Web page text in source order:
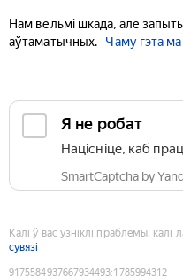
Нам вельмі шкада, але
аўтаматычных.
Чаму гэта
Я не робат
Націсніце, каб
SmartCaptcha by
Калі ў вас узніклі праблемы, калі
сувязі
9175584937667934493:1785994312